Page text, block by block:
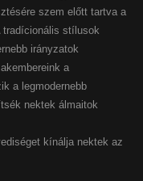
szem előtt tartva a
tradícionális stílusok
irányzatok
a
a legmodernebb
nektek álmaitok
kínálja nektek az